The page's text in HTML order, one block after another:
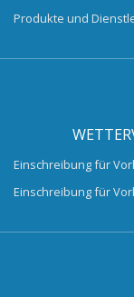
Produkte und
Einschreibung für
Einschreibung für